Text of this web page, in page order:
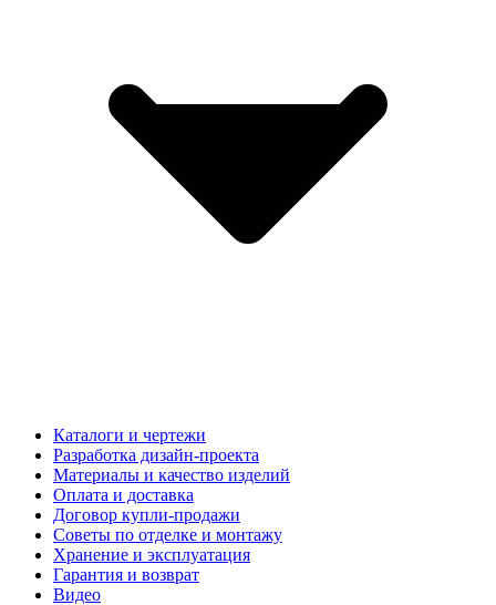
Каталоги и чертежи
Разработка дизайн-проекта
Материалы и качество изделий
Оплата и доставка
Договор купли-продажи
Советы по отделке и монтажу
Хранение и эксплуатация
Гарантия и возврат
Видео